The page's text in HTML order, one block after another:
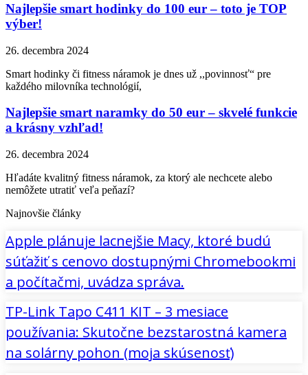
Najlepšie smart hodinky do 100 eur – toto je TOP
výber!
26. decembra 2024
Smart hodinky či fitness náramok je dnes už ,,povinnosť“ pre
každého milovníka technológií,
Najlepšie smart naramky do 50 eur – skvelé funkcie
a krásny vzhľad!
26. decembra 2024
Hľadáte kvalitný fitness náramok, za ktorý ale nechcete alebo
nemôžete utratiť veľa peňazí?
Najnovšie články
Apple plánuje lacnejšie Macy, ktoré budú
súťažiť s cenovo dostupnými Chromebookmi
a počítačmi, uvádza správa.
TP-Link Tapo C411 KIT – 3 mesiace
používania: Skutočne bezstarostná kamera
na solárny pohon (moja skúsenosť)